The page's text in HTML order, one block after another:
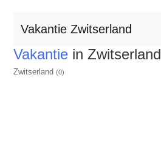
Vakantie Zwitserland
Vakantie in Zwitserland
Zwitserland (0)